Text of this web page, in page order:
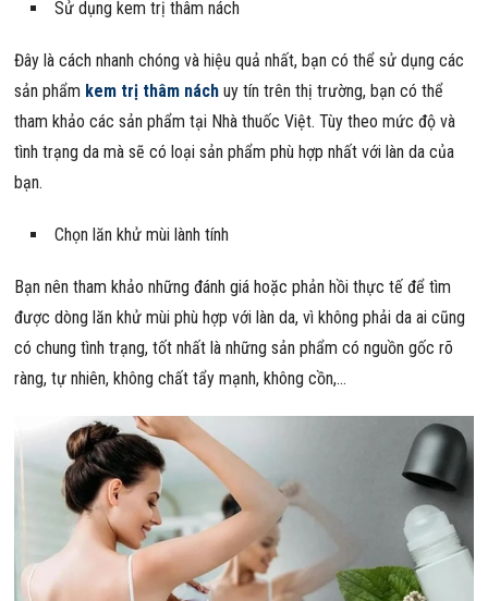
Sử dụng kem trị thâm nách
Đây là cách nhanh chóng và hiệu quả nhất, bạn có thể sử dụng các
sản phẩm kem trị thâm nách uy tín trên thị trường, bạn có thể
tham khảo các sản phẩm tại Nhà thuốc Việt. Tùy theo mức độ và
tình trạng da mà sẽ có loại sản phẩm phù hợp nhất với làn da của
bạn.
Chọn lăn khử mùi lành tính
Bạn nên tham khảo những đánh giá hoặc phản hồi thực tế để tìm
được dòng lăn khử mùi phù hợp với làn da, vì không phải da ai cũng
có chung tình trạng, tốt nhất là những sản phẩm có nguồn gốc rõ
ràng, tự nhiên, không chất tẩy mạnh, không cồn,…